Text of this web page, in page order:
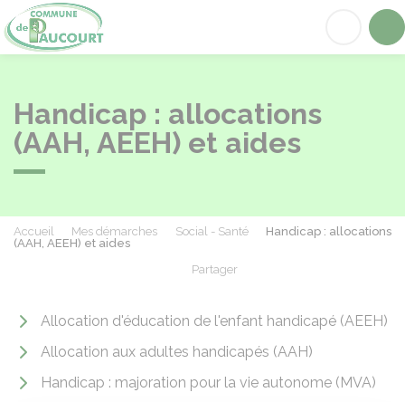
Handicap : allocations
(AAH, AEEH) et aides
Accueil Mes démarches Social - Santé
Handicap : allocations
(AAH, AEEH) et aides
Partager
Allocation d'éducation de l'enfant handicapé (AEEH)
Allocation aux adultes handicapés (AAH)
Handicap : majoration pour la vie autonome (MVA)